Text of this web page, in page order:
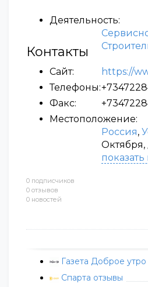
0 подписчиков
0 отзывов
0 новостей
Газета Доброе утро
Спарта отзывы
Деятельность:
Контакты
Сайт:
https://
Телефоны:
Факс:
Местоположение:
Россия,
Октября,
показать